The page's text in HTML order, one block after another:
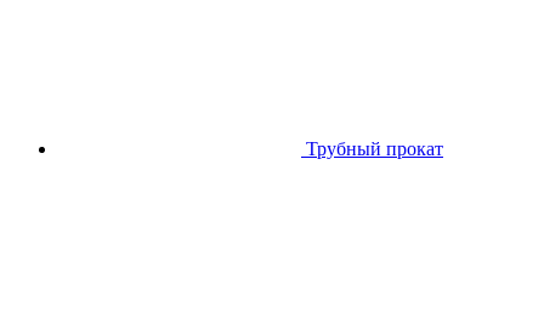
Трубный прокат